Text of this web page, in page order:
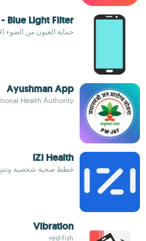
Blue Light Filter
حماية العيون من
Ayushman App
Health Authority
IZI Health
خطط صحية شخصية
Vibration
red-fish